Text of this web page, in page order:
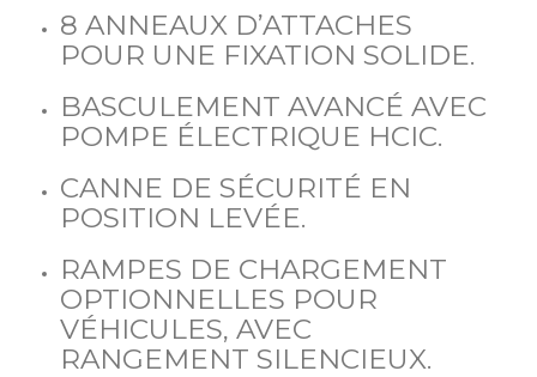
8 ANNEAUX D’ATTACHES
POUR UNE FIXATION SOLIDE.
BASCULEMENT AVANCÉ AVEC
POMPE ÉLECTRIQUE HCIC.
CANNE DE SÉCURITÉ EN
POSITION LEVÉE.
RAMPES DE CHARGEMENT
OPTIONNELLES POUR
VÉHICULES, AVEC
RANGEMENT SILENCIEUX.